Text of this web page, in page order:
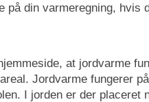
på din varmeregning, hvis
at jordvarme
Jordvarme fungerer
I jorden er der placeret